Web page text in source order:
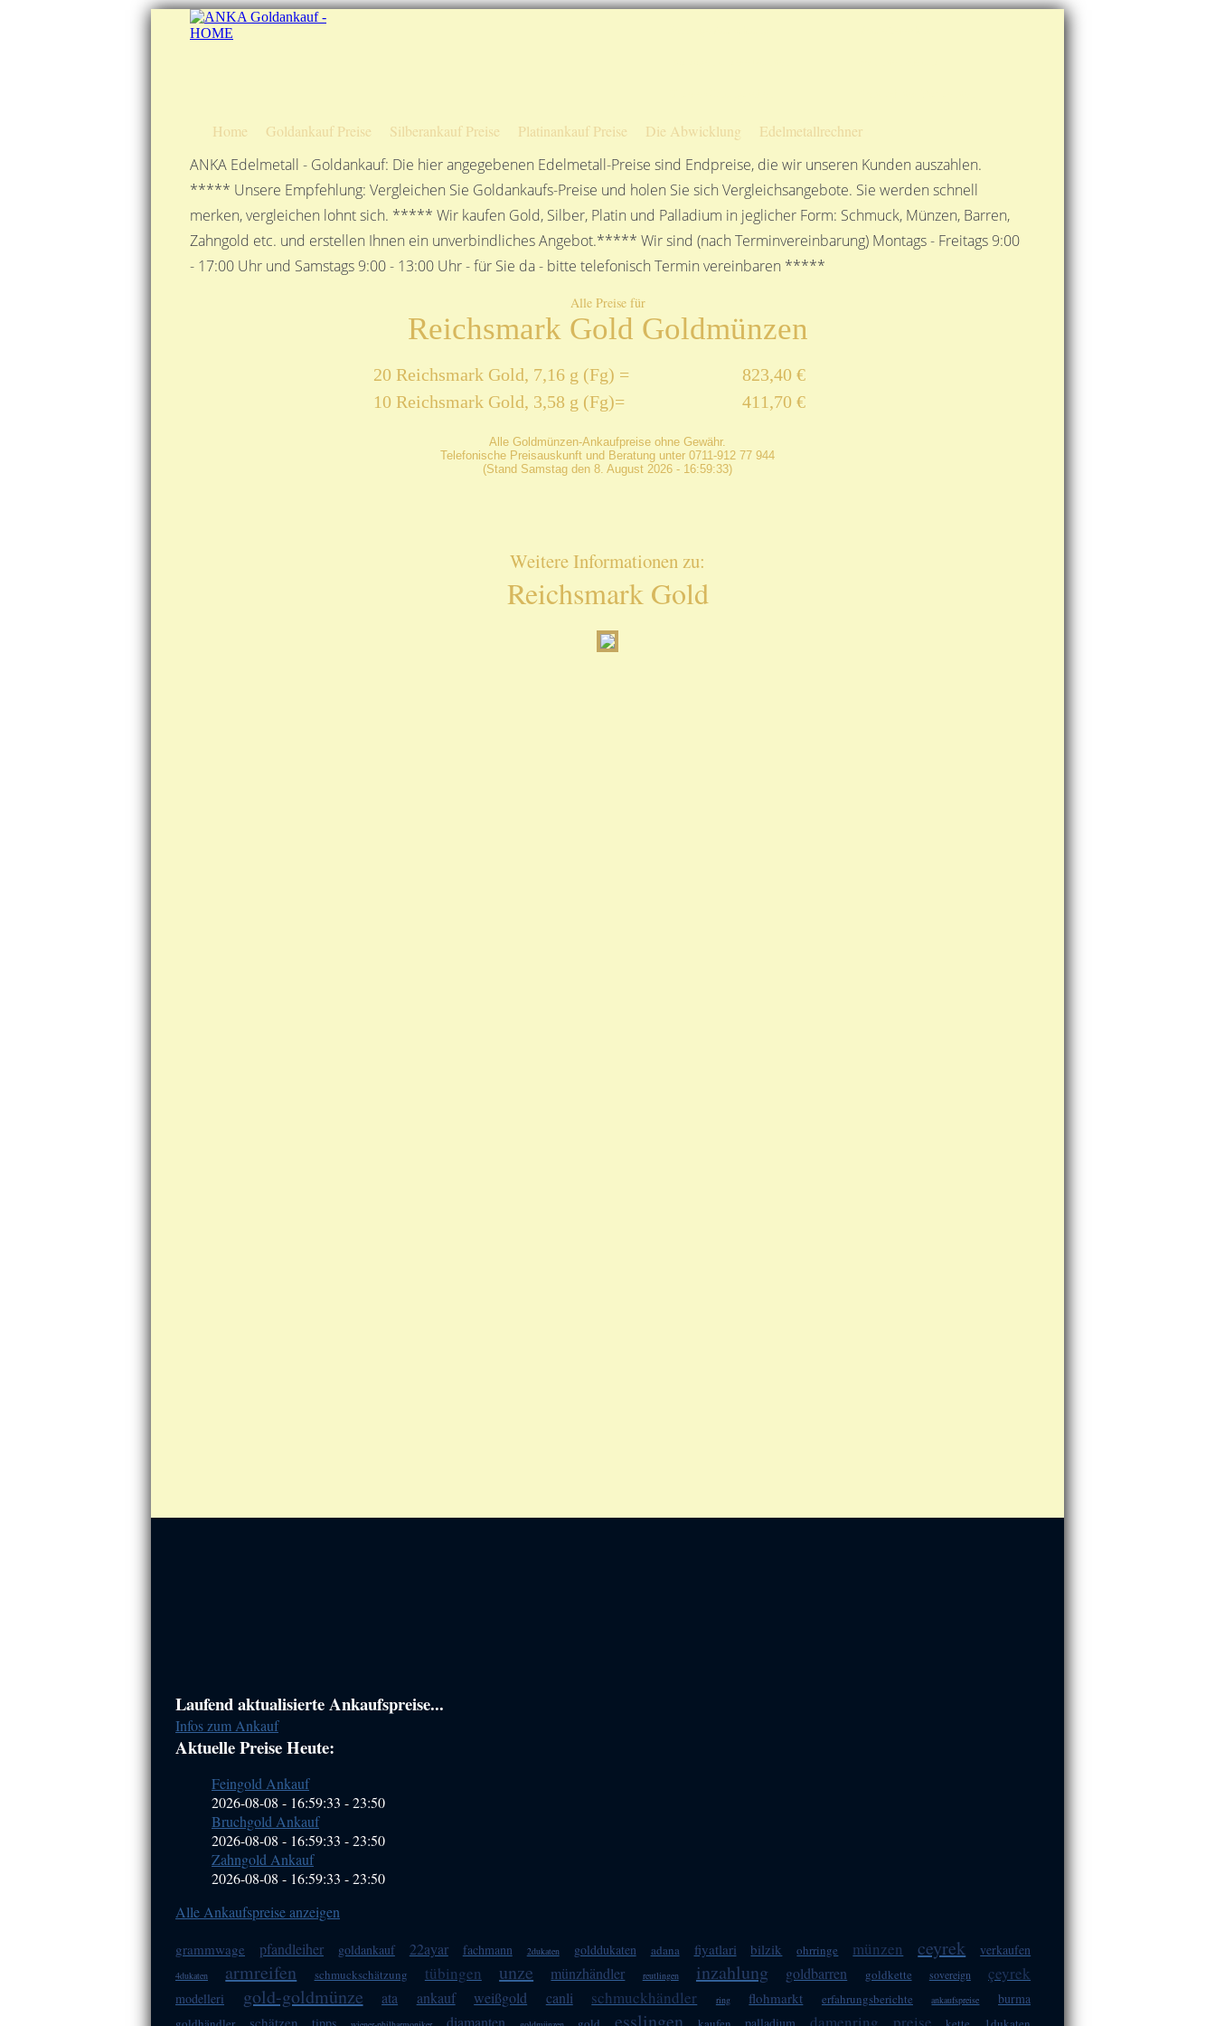
Home Goldankauf Preise Silberankauf Preise Platinankauf Preise Die Abwicklung Edelmetallrechner
ANKA Edelmetall - Goldankauf: Die hier angegebenen Edelmetall-Preise sind Endpreise, die wir unseren Kunden auszahlen.
***** Unsere Empfehlung: Vergleichen Sie Goldankaufs-Preise und holen Sie sich Vergleichsangebote. Sie werden schnell
merken, vergleichen lohnt sich. ***** Wir kaufen Gold, Silber, Platin und Palladium in jeglicher Form: Schmuck, Münzen, Barren,
Zahngold etc. und erstellen Ihnen ein unverbindliches Angebot.***** Wir sind (nach Terminvereinbarung) Montags - Freitags 9:00
- 17:00 Uhr und Samstags 9:00 - 13:00 Uhr - für Sie da - bitte telefonisch Termin vereinbaren *****
Alle Preise für
Reichsmark Gold Goldmünzen
20 Reichsmark Gold, 7,16 g (Fg) =
823,40 €
10 Reichsmark Gold, 3,58 g (Fg)=
411,70 €
Alle Goldmünzen-Ankaufpreise ohne Gewähr.
Telefonische Preisauskunft und Beratung unter 0711-912 77 944
(Stand Samstag den 8. August 2026 - 16:59:33)
Weitere Informationen zu:
Reichsmark Gold
Haupt-
Sidebar
(Primary)
Laufend aktualisierte Ankaufspreise...
Infos zum Ankauf
Aktuelle Preise Heute:
Feingold Ankauf
2026-08-08 - 16:59:33 -23:50
Bruchgold Ankauf
2026-08-08 - 16:59:33 -23:50
Zahngold Ankauf
2026-08-08 - 16:59:33 -23:50
Alle Ankaufspreise anzeigen
grammwage pfandleiher goldankauf 22ayar fachmann 2dukaten golddukaten adana fiyatlari bilzik ohrringe münzen ceyrek verkaufen
4dukaten armreifen schmuckschätzung tübingen unze münzhändler reutlingen inzahlung goldbarren goldkette sovereign çeyrek
modelleri gold-goldmünze ata ankauf weißgold canli schmuckhändler ring flohmarkt erfahrungsberichte ankaufspreise burma
schätzen diamanten esslingen